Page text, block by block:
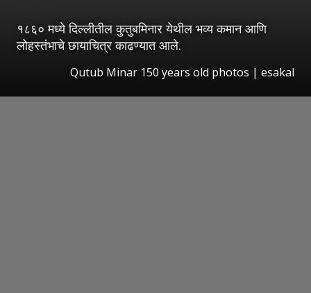
१८६० मध्ये दिल्लीतील कुतुबमिनार येथील भव्य कमान आणि
लोहस्तंभाचे छायाचित्र काढण्यात आले.
Qutub Minar 150 years old photos | esakal